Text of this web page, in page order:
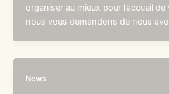
organiser au mieux pour l’accueil
nous vous demandons de nous
News